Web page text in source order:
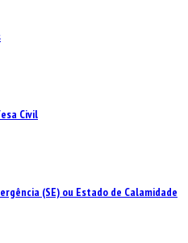
Civil
(SE) ou Estado de Calamidade